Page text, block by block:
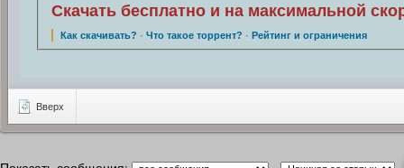
Скачать бесплатно и на максимальной
Как скачивать? ·Что такое торрент? ·Рейтинг и ограничения
Вверх